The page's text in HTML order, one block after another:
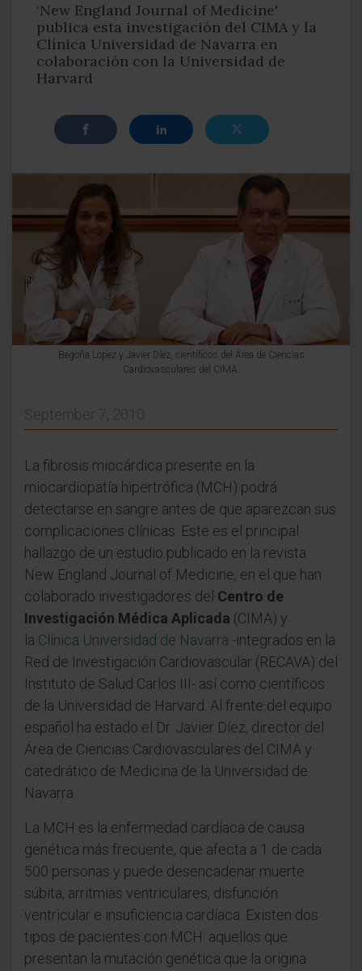
‘New England Journal of Medicine'
publica esta investigación del CIMA y la
Clínica Universidad de Navarra en
colaboración con la Universidad de
Harvard
Begoña Lopez y Javier Díez, científicos del Área de Ciencias
Cardiovasculares del CIMA.
September 7, 2010
La fibrosis miocárdica presente en la
miocardiopatía hipertrófica (MCH) podrá
detectarse en sangre antes de que aparezcan sus
complicaciones clínicas. Este es el principal
hallazgo de un estudio publicado en la revista
New England Journal of Medicine, en el que han
colaborado investigadores del Centro de
Investigación Médica Aplicada (CIMA) y
la Clínica Universidad de Navarra -integrados en la
Red de Investigación Cardiovascular (RECAVA) del
Instituto de Salud Carlos III- así como científicos
de la Universidad de Harvard. Al frente del equipo
español ha estado el Dr. Javier Díez, director del
Área de Ciencias Cardiovasculares del CIMA y
catedrático de Medicina de la Universidad de
Navarra.
La MCH es la enfermedad cardíaca de causa
genética más frecuente, que afecta a 1 de cada
500 personas y puede desencadenar muerte
súbita, arritmias ventriculares, disfunción
ventricular e insuficiencia cardíaca. Existen dos
tipos de pacientes con MCH: aquellos que
presentan la mutación genética que la origina